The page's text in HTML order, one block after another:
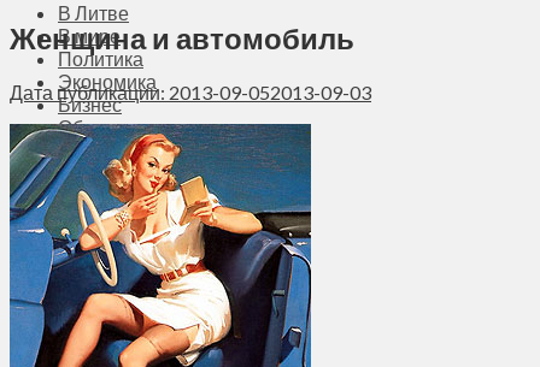
В Литве
В мире
Политика
Экономика
Бизнес
Общество
Мнения
Вильнюс
Клайпеда
Висагинас
Регионы
Соседи
Транспорт
Выбор читателей
Калейдоскоп
Армия
Женщина и автомобиль
Дата публикации: 2013-09-052013-09-03